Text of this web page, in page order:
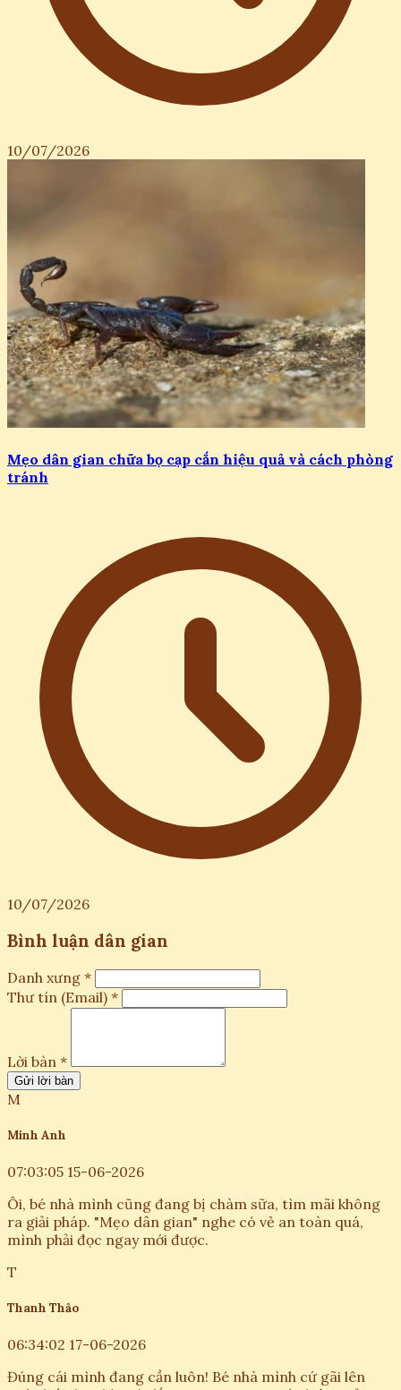
10/07/2026
Mẹo dân gian chữa bọ cạp cắn hiệu quả và cách phòng
tránh
10/07/2026
Bình luận dân gian
Danh xưng *
Thư tín (Email) *
Lời bàn *
Gửi lời bàn
M
Minh Anh
07:03:05 15-06-2026
Ôi, bé nhà mình cũng đang bị chàm sữa, tìm mãi không
ra giải pháp. "Mẹo dân gian" nghe có vẻ an toàn quá,
mình phải đọc ngay mới được.
T
Thanh Thảo
06:34:02 17-06-2026
Đúng cái mình đang cần luôn! Bé nhà mình cứ gãi lên